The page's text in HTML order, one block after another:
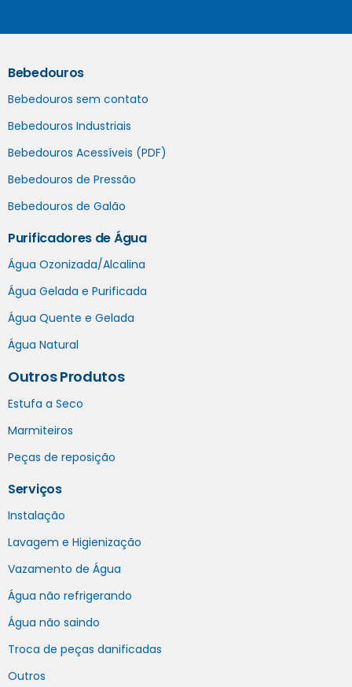
Bebedouros
Bebedouros sem contato
Bebedouros Industriais
Bebedouros Acessíveis (PDF)
Bebedouros de Pressão
Bebedouros de Galão
Purificadores de Água
Água Ozonizada/Alcalina
Água Gelada e Purificada
Água Quente e Gelada
Água Natural
Outros Produtos
Estufa a Seco
Marmiteiros
Peças de reposição
Serviços
Instalação
Lavagem e Higienização
Vazamento de Água
Água não refrigerando
Água não saindo
Troca de peças danificadas
Outros